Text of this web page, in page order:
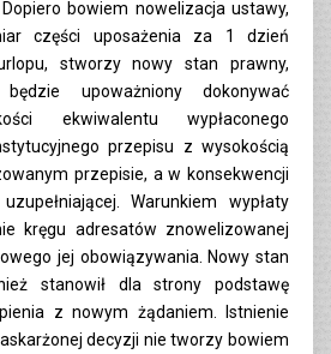
bowiem nowelizacja ustawy,
części uposażenia za 1 dzień
stworzy nowy stan prawny,
upoważniony dokonywać
ekwiwalentu wypłaconego
przepisu z wysokością
przepisie, a w konsekwencji
Warunkiem wypłaty
kręgu adresatów znowelizowanej
jej obowiązywania. Nowy stan
stanowił dla strony podstawę
z nowym żądaniem. Istnienie
decyzji nie tworzy bowiem